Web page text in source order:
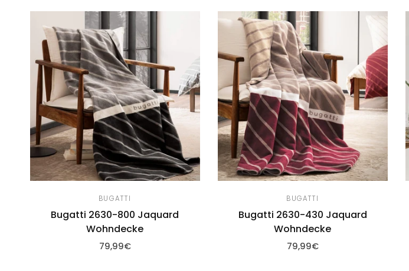
BUGATTI
Bugatti 2630-800 Jaquard
Wohndecke
79,99€
BUGATTI
Bugatti 2630-430 Jaquard
Wohndecke
79,99€